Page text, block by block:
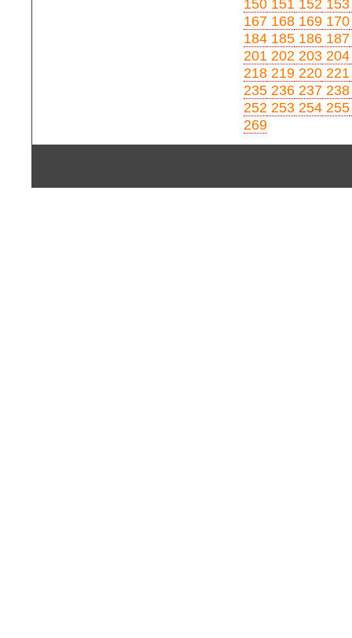
150 151 152 153
167 168 169 170
184 185 186 187
201 202 203 204
218 219 220 221
235 236 237 238
252 253 254 255
269